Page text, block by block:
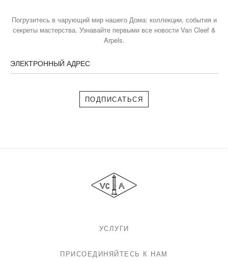
Погрузитесь в чарующий мир нашего Дома: коллекции, события и
секреты мастерства. Узнавайте первыми все новости Van Cleef &
Arpels.
ЭЛЕКТРОННЫЙ АДРЕС
&
Arpels
УСЛУГИ
ПРИСОЕДИНЯЙТЕСЬ К НАМ